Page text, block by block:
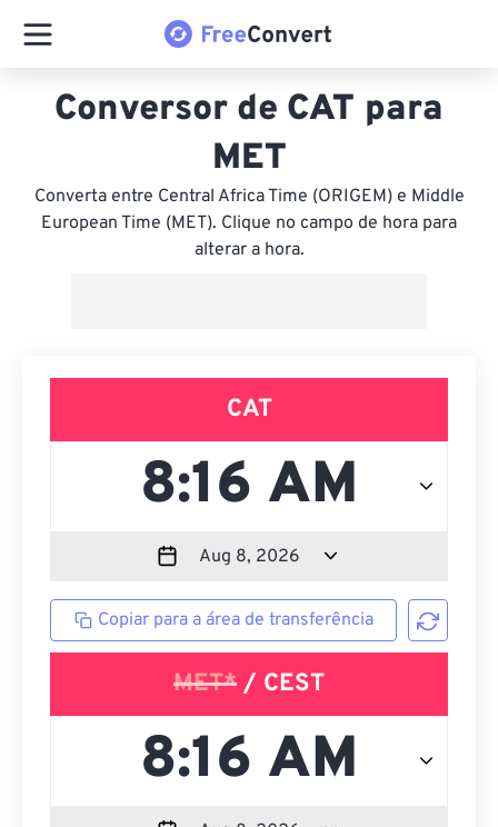
Conversor de CAT para
MET
Converta entre Central Africa Time (ORIGEM) e Middle
European Time (MET). Clique no campo de hora para
alterar a hora.
CAT
Copiar para a área de transferência
MET* / CEST